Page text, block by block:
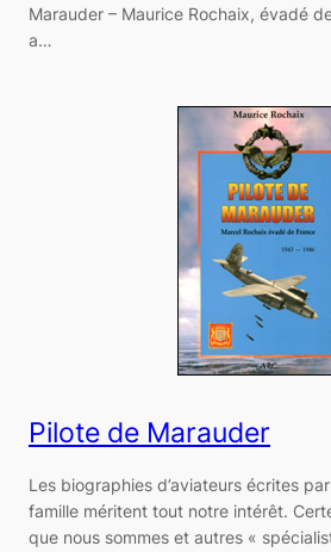
Marauder – Maurice Rochaix, évadé
a…
Pilote de Marauder
Les biographies d’aviateurs écrites
famille méritent tout notre intérêt.
que nous sommes et autres «